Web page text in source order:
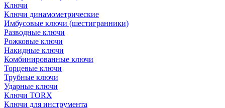
Ключи
Ключи динамометрические
Имбусовые ключи (шестигранники)
Разводные ключи
Рожковые ключи
Накидные ключи
Комбинированные ключи
Торцевые ключи
Трубные ключи
Ударные ключи
Ключи TORX
Ключи для инструмента